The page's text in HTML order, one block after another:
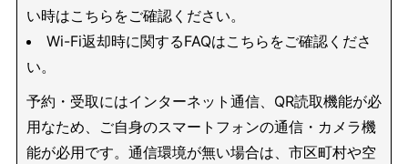
い時はこちらをご確認ください。
Wi-Fi返却時に関するFAQはこちらをご確認くださ
い。
予約・受取にはインターネット通信、QR読取機能が必
用なため、ご自身のスマートフォンの通信・カメラ機
能が必用です。通信環境が無い場合は、市区町村や空